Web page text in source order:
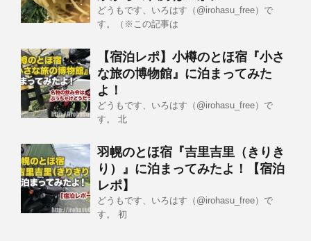
どうもです、いろはす（@irohasu_free）で
す。（※この記事は
【宿泊レポ】小樽のとほ宿『小さ
な旅の博物館』に泊まってみた
よ！
どうもです、いろはす（@irohasu_free）で
す。 北
羽幌のとほ宿『吉里吉里（きりき
り）』に泊まってみたよ！【宿泊
レポ】
どうもです、いろはす（@irohasu_free）で
す。 初